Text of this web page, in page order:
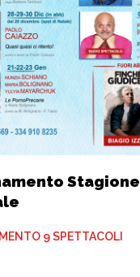
Stagione
9 SPETTACOLI